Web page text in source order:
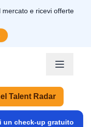
mercato e ricevi offerte
Talent Radar
un check-up gratuito